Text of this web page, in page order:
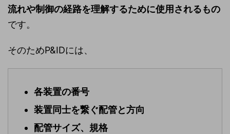
流れや制御の経路を理解するために使用されるもの
です。
そのためP&IDには、
各装置の番号
装置同士を繋ぐ配管と方向
配管サイズ、規格